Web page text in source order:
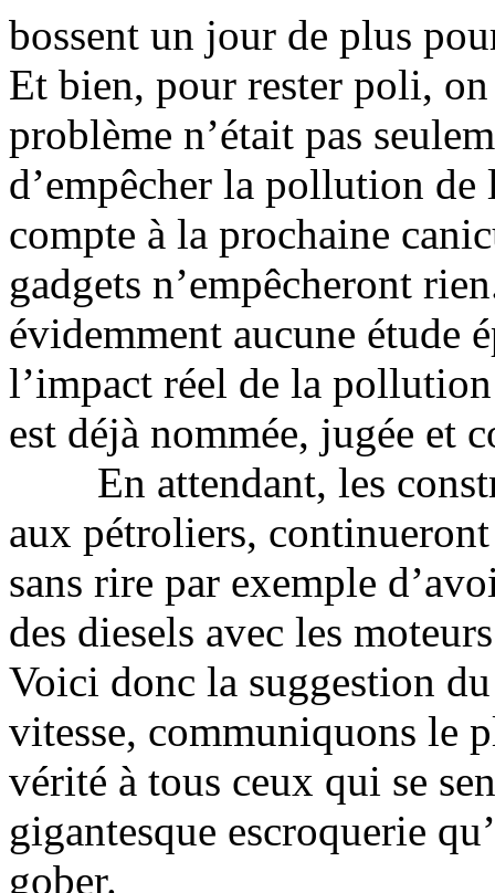
bossent un jour de plus
Et bien, pour rester poli,
problème n’était pas
d’empêcher la pollution de
compte à la prochaine
gadgets n’empêcheront
évidemment aucune étude
l’impact réel de la
est déjà nommée, jugée et
En attendant, les
aux pétroliers,
sans rire par exemple
des diesels avec les
Voici donc la suggestion
vitesse, communiquons le
vérité à tous ceux qui se
gigantesque escroquerie
gober.